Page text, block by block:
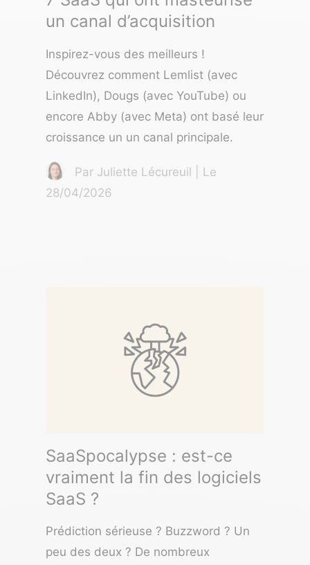
un canal d’acquisition
Inspirez-vous des meilleurs !
Découvrez comment Lemlist (avec
LinkedIn), Dougs (avec YouTube) ou
encore Abby (avec Meta) ont basé leur
croissance un un canal principale.
Par Juliette Lécureuil | Le
28/04/2026
SaaSpocalypse : est-ce
vraiment la fin des logiciels
SaaS ?
Prédiction sérieuse ? Buzzword ? Un
peu des deux ? De nombreux